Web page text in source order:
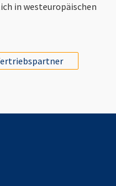
in westeuropäischen